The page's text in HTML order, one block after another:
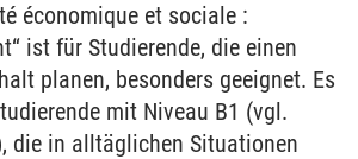
économique et sociale :
ist für Studierende, die einen
planen, besonders geeignet. Es
mit Niveau B1 (vgl.
die in alltäglichen Situationen